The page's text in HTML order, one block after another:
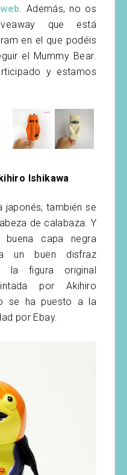
web. Además, no os
que está
en el que podéis
el Mummy Bear.
y estamos
Ishikawa
japonés, también se
de calabaza. Y
capa negra
un buen disfraz
la figura original
por Akihiro
se ha puesto a la
por Ebay.